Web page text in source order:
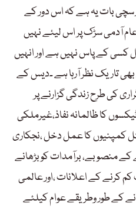
سچی بات یہ ہے کہ اس دور کے
آدمی سڑک پر اس لیئے نہیں
کے پاس نہیں ہے اور انہیں
تاریک نظر آرہا ہے ۔دیس کے
کی طرح زندگی گزارنے پر
کا ظالمانہ نفاذ،غیرملکی
کمپنیوں کا عمل دخل ،نجکاری
کے منصوبے، برآمدات کو بڑھانے
کرنے کے اعلانات ،اور عالمی
کے طور وطریقے عوام کیلئے